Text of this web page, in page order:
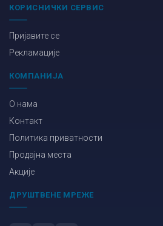
КОРИСНИЧКИ СЕРВИС
Пријавите се
Рекламације
КОМПАНИЈА
О нама
Контакт
Политика приватности
Продајна места
Акције
ДРУШТВЕНЕ МРЕЖЕ